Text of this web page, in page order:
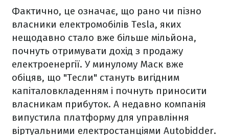
Фактично, це означає, що рано чи пізно
власники електромобілів Tesla, яких
нещодавно стало вже більше мільйона,
почнуть отримувати дохід з продажу
електроенергії. У минулому Маск вже
обіцяв, що "Тесли" стануть вигідним
капіталовкладенням і почнуть приносити
власникам прибуток. А недавно компанія
випустила платформу для управління
віртуальними електростанціями Autobidder.